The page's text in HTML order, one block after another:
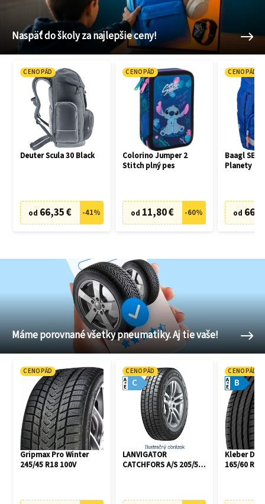
Naspäť do školy za najlepšie ceny!
CENOPÁD
Deuter Scula 30 Black
od 66,35 € -41%
CENOPÁD
Colorino Jumper 2
Stitch plný pes
od 11,80 € -60%
CENOPÁD
Baagl SET
Planety
od
Máme porovnané všetky pneumatiky. Aj tie vaše!
CENOPÁD
Gripmax Pro Winter
245/45 R18 100V
CENOPÁD
C
A
E
LANVIGATOR
CATCHFORS A/S 205/55
CENOPÁD
B
A
E
Kleber
165/60 R14